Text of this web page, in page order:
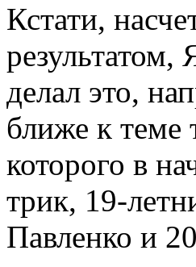
Кстати,
результатом,
делал это,
ближе к теме
которого в
трик, 19-
Павленко и